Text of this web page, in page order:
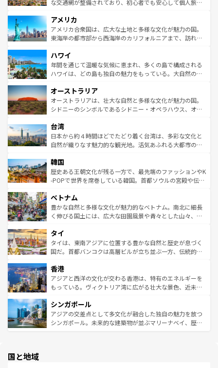
戦など、本場だからこそできる体験も豊富。イギリスを旅
ンツ一覧を参照してほしい。
な交通網が整備されており、初心者でも安心して個人旅行
の建物がそのまま残る町や、スイスならではのユニークな
博物館もあり、アルプス観光だけでなく町歩きも満喫する
ことができる。国民の所得が高いため物価も高いが、旅行
ば市内交通費無料で観光を楽しむこともできる。 なお、新
着のスイス情報はコンテンツ一覧 を参照してほしい。
アメリカ
アメリカ合衆国は、広大な土地と多様な文化が魅力の国。
東海岸の都市部から西海岸のカリフォルニアまで、訪れる
のような巨大都市は、観光、ショッピング、エンターテイ
ンメントが詰まった刺激的なスポットだ。一方、アメリカ
西部には大自然が広がり、グランドキャニオンやイエロー
部のニューオーリンズでは、音楽と美食が融合した独特の
文化が魅力。旅行者はアメリカの各地域で異なる魅力を楽
しみながら、その多様性と豊かな歴史を感じることができ
ならではの贅沢な旅のスタイルだ。 なお、新着のアメリカ
情報はコンテンツ一覧を参照してほしい。
ハワイ
年間を通じて温暖な気候に恵まれ、多くの島で構成される
ハワイは、どの島も独自の魅力をもっている。大自然の神
ワイ島は見逃せない。また、定番の観光地といえばオアフ
島だが、静かな自然を求めるならマウイ島やカウアイ島が
おすすめ。エメラルドグリーンに輝く海をはじめ、豊かな
れるおもてなしの心で訪れる人々を迎えてくれるハワイの
人々、おいしいローカルフードやハワイアンミュージッ
ク、伝統的なフラダンスなど、すべてがハワイの魅力を彩
ワイを、存分に味わってほしい。 なお、新着のハワイ情報
はコンテンツ一覧を参照してほしい。
オーストラリア
オーストラリアは、壮大な自然と多様な文化が魅力の国。
シドニーのシンボルであるシドニー・オペラハウス、オー
リアリーフや大陸中央部にそびえるウルル（エアーズロッ
ク）、タスマニアの美しい原生林やケアンズの熱帯雨林な
ど、見どころがたくさん。また、カフェやワイン、オージ
いる。アクティビティも充実しており、サーフィンやダイ
ビング、ハイキングなど、アウトドア好きにはたまらな
い。オーストラリアの多彩な魅力を存分に味わいつくそ
参照してほしい。
台湾
日本から約４時間ほどでたどり着く台湾は、多彩な文化と
自然が織りなす魅力的な観光地。活気あふれる大都市の台
ン）、静ひつな山岳地帯である台湾東部など、都市の喧騒
と山間の静けさが共存しており、訪れる人に新しい発見と
驚きをもたらしてくれる。また、奥深い台湾の食文化も魅
容にもいいと評判のスイーツなど、バラエティ豊かな料理
が味わえる。 なお、新着の台湾情報は コンテンツ一覧を参
照してほしい。
韓国
歴史ある王朝文化が残る一方で、最先端のファッションやK
-POPで世界を席巻している韓国。首都ソウルの宮殿や伝統
き、地方に足を延ばせば四季折々の自然美を楽しむことが
できる。そして、キムチや焼肉、絶品のストリートフード
まで、さまざまな韓国料理が待っている。夜には、韓国な
リティに包まれながら、韓国の多彩な魅力を心ゆくまで味
わってみてほしい。 なお、新着の韓国情報はコンテンツ一
覧を参照してほしい。
ベトナム
豊かな自然と多様な文化が魅力的なベトナム。南北に細長
く伸びる国土には、広大な田園風景や青々とした山々、世
急速な発展と共に伝統が息づく。ハノイの古い町並みやホ
ーチミン市のフランス統治時代の建物も、独特の雰囲気を
醸し出している。また、バラエティの豊かさとおいしさで
とつ。フォーやバインミー、ベトナムコーヒーなどは、ぜ
ひ現地で味わいたい。どの地域を訪れてもあたたかい人々
が旅行者を迎えてくれるので、きっと忘れられない旅にな
参照してほしい。
タイ
タイは、東南アジアに位置する豊かな自然と歴史が息づく
国だ。首都バンコクは高層ビルが立ち並ぶ一方、伝統的な
の活気が交差している。北部ではチェンマイなどの山岳地
帯で自然と触れ合い、南部ではプーケットやクラビの美し
いビーチでリゾート気分を楽しむことができる。タイ料理
激する。気候は一年中温暖で、どの季節にも異なる楽しみ
が待っている。親しみやすいタイの人々、仏教を中心とし
た文化、そして多様な観光資源が、訪れる旅人を魅了し続
香港
アジアと西洋の文化が交わる香港は、特有のエネルギーを
もっている。ヴィクトリア湾に広がる壮大な景色、近未来
み、どこを訪れても感動するはず。観光スポットが密集し
ており、効率よく見どころを回れるのも魅力。息をのむよ
うな絶景から文化的な体験まで、香港を存分に楽しみ尽く
シンガポール
アジアの交差点として多文化が融合した独自の魅力を放つ
シンガポール。未来的な建築物が並ぶマリーナベイ、歴史
国と地域